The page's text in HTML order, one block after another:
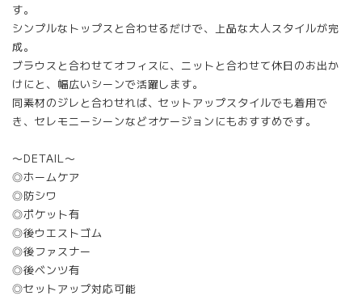
す。
シンプルなトップスと合わせるだけで、上品な大人スタイルが完
成。
ブラウスと合わせてオフィスに、ニットと合わせて休日のお出か
けにと、幅広いシーンで活躍します。
同素材のジレと合わせれば、セットアップスタイルでも着用で
き、セレモニーシーンなどオケージョンにもおすすめです。
〜DETAIL〜
◎ホームケア
◎防シワ
◎ポケット有
◎後ウエストゴム
◎後ファスナー
◎後ベンツ有
◎セットアップ対応可能